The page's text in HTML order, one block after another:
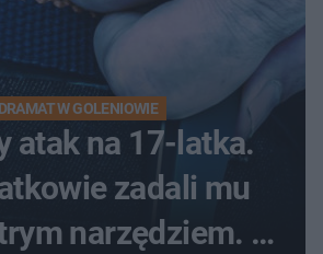
DRAMAT W GOLENIOWIE
atak na 17-latka.
zadali mu
narzędziem. O